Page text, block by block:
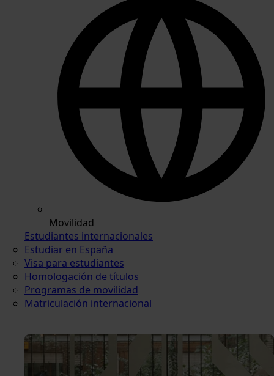
Movilidad
Estudiantes internacionales
Estudiar en España
Visa para estudiantes
Homologación de títulos
Programas de movilidad
Matriculación internacional